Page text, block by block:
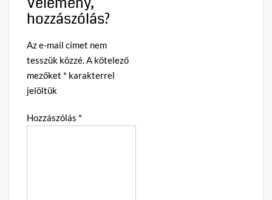
hozzászólás?
Az e-mail címet nem
tesszük közzé.A kötelező
mezőket * karakterrel
jelöltük
Hozzászólás *